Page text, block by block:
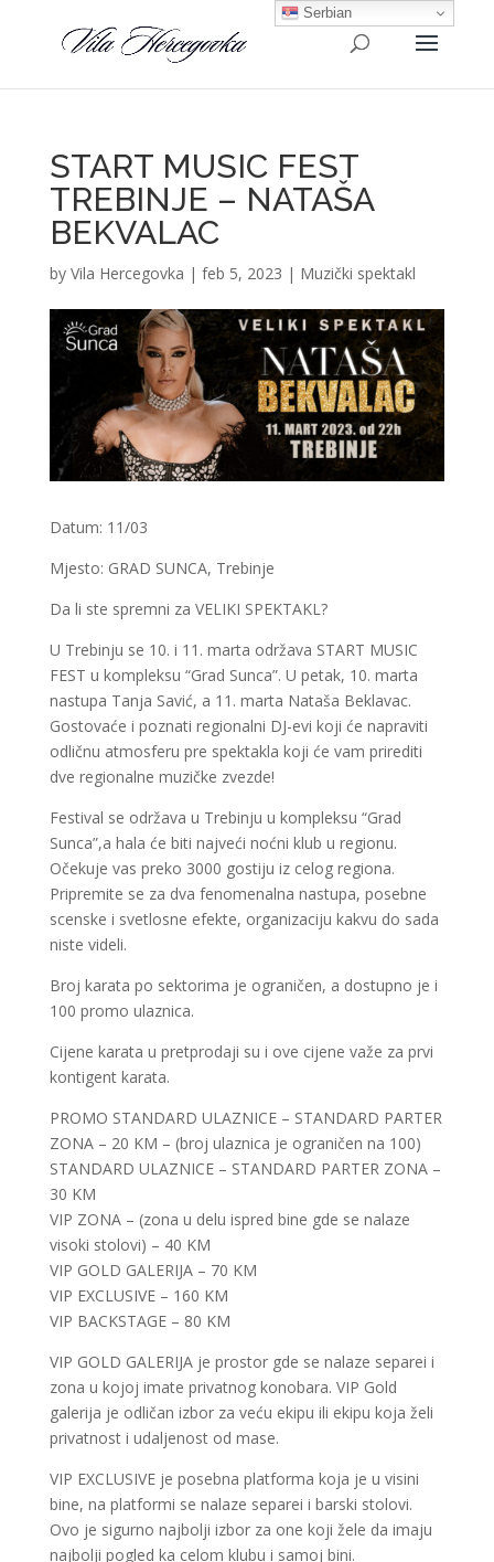
START MUSIC FEST
TREBINJE – NATAŠA
BEKVALAC
by Vila Hercegovka | feb 5, 2023 | Muzički spektakl
Datum: 11/03
Mjesto: GRAD SUNCA, Trebinje
Da li ste spremni za VELIKI SPEKTAKL?
U Trebinju se 10. i 11. marta održava START MUSIC
FEST u kompleksu “Grad Sunca”. U petak, 10. marta
nastupa Tanja Savić, a 11. marta Nataša Beklavac.
Gostovaće i poznati regionalni DJ-evi koji će napraviti
odličnu atmosferu pre spektakla koji će vam prirediti
dve regionalne muzičke zvezde!
Festival se održava u Trebinju u kompleksu “Grad
Sunca”,a hala će biti najveći noćni klub u regionu.
Očekuje vas preko 3000 gostiju iz celog regiona.
Pripremite se za dva fenomenalna nastupa, posebne
scenske i svetlosne efekte, organizaciju kakvu do sada
niste videli.
Broj karata po sektorima je ograničen, a dostupno je i
100 promo ulaznica.
Cijene karata u pretprodaji su i ove cijene važe za prvi
kontigent karata.
PROMO STANDARD ULAZNICE – STANDARD PARTER
ZONA – 20 KM – (broj ulaznica je ograničen na 100)
STANDARD ULAZNICE – STANDARD PARTER ZONA –
30 KM
VIP ZONA – (zona u delu ispred bine gde se nalaze
visoki stolovi) – 40 KM
VIP GOLD GALERIJA – 70 KM
VIP EXCLUSIVE – 160 KM
VIP BACKSTAGE – 80 KM
VIP GOLD GALERIJA je prostor gde se nalaze separei i
zona u kojoj imate privatnog konobara. VIP Gold
galerija je odličan izbor za veću ekipu ili ekipu koja želi
privatnost i udaljenost od mase.
VIP EXCLUSIVE je posebna platforma koja je u visini
bine, na platformi se nalaze separei i barski stolovi.
Ovo je sigurno najbolji izbor za one koji žele da imaju
najbolji pogled ka celom klubu i samoj bini.
Serbian